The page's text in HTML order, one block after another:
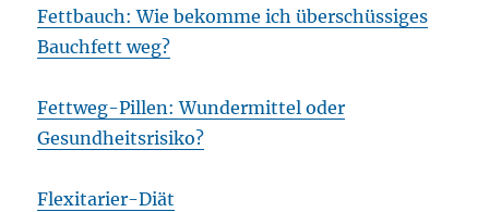
Fettbauch: Wie bekomme ich überschüssiges
Bauchfett weg?
Fettweg-Pillen: Wundermittel oder
Gesundheitsrisiko?
Flexitarier-Diät